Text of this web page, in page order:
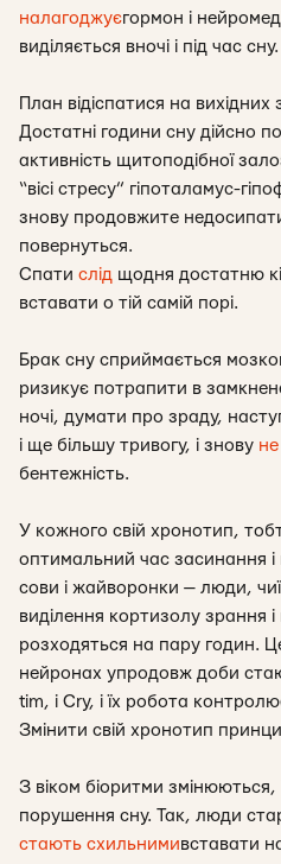
налагоджуєгормон і
виділяється вночі і під час сну.
План відіспатися на
Достатні години сну дійсно
активність щитоподібної
“вісі стресу” гіпоталамус-
знову продовжите
повернуться.
Спати слід щодня достатню
вставати о тій самій порі.
Брак сну сприймається
ризикує потрапити в
ночі, думати про зраду,
і ще більшу тривогу, і знову
бентежність.
У кожного свій хронотип,
оптимальний час засинання
сови і жайворонки — люди, чиї
виділення кортизолу зрання
розходяться на пару годин.
нейронах упродовж доби
tim, і Cry, і їх робота
Змінити свій хронотип
З віком біоритми
порушення сну. Так, люди
стають схильнимивставати